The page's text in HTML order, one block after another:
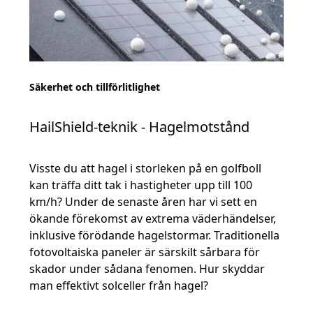
Säkerhet och tillförlitlighet
HailShield-teknik - Hagelmotstånd
Visste du att hagel i storleken på en golfboll
kan träffa ditt tak i hastigheter upp till 100
km/h? Under de senaste åren har vi sett en
ökande förekomst av extrema väderhändelser,
inklusive förödande hagelstormar. Traditionella
fotovoltaiska paneler är särskilt sårbara för
skador under sådana fenomen. Hur skyddar
man effektivt solceller från hagel?